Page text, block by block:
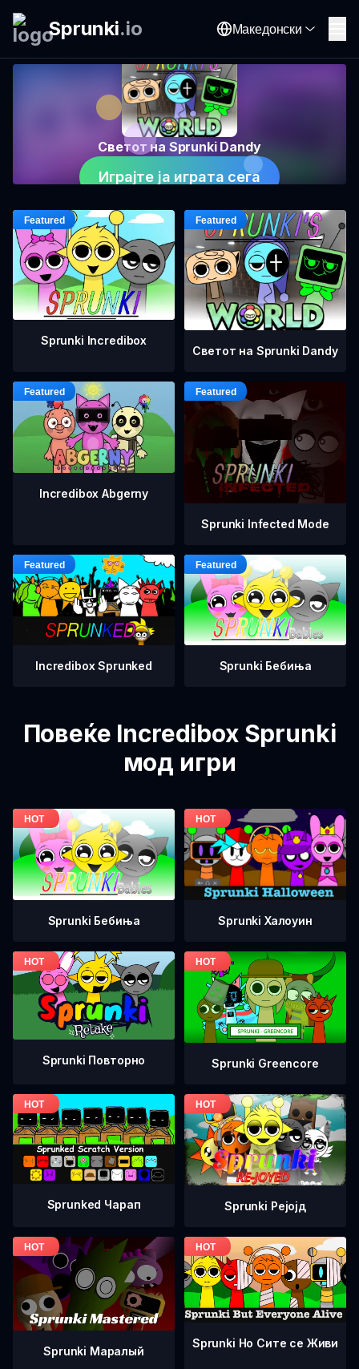
Sprunki.io Македонски
Светот на Sprunki Dandy
Играјте ја играта сега
Sprunki Incredibox
Светот на Sprunki Dandy
Incredibox Abgerny
Sprunki Infected Mode
Incredibox Sprunked Sprunki Бебиња
Повеќе Incredibox Sprunki
мод игри
Sprunki Бебиња Sprunki Халоуин
Sprunki Повторно Sprunki Greencore
Sprunked Чарап Sprunki Рејојд
Sprunki Маралый
Sprunki Но Сите се Живи